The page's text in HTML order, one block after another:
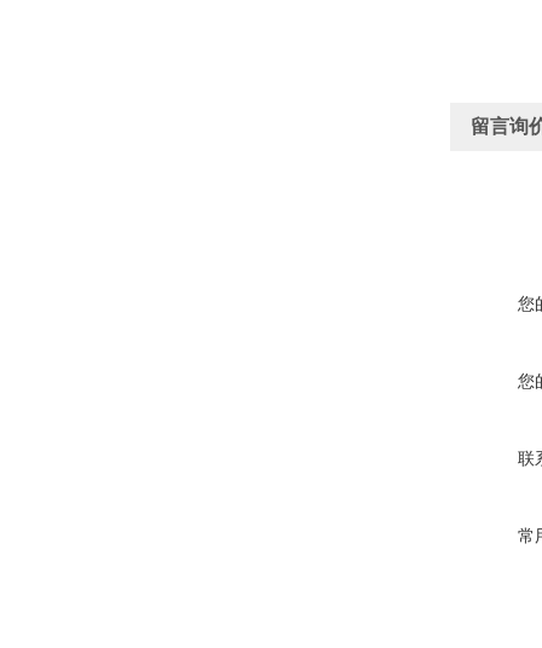
留言询
您
您
联
常